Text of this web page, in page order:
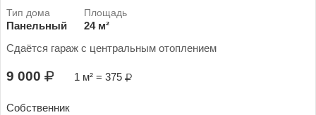
Панельный
24 м²
Сдаётся гараж с центральным отоплением
9 000 1 м² = 375
Собственник